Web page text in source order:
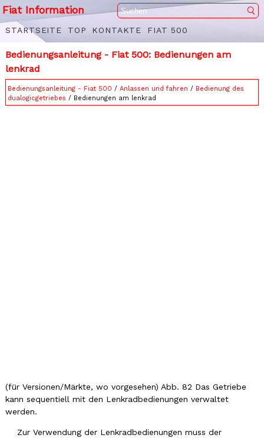
Fiat Information
STARTSEITE TOP KONTAKTE FIAT 500
Bedienungsanleitung - Fiat 500: Bedienungen am
lenkrad
Bedienungsanleitung - Fiat 500 / Anlassen und fahren / Bedienung des
dualogicgetriebes / Bedienungen am lenkrad
(für Versionen/Märkte, wo vorgesehen) Abb. 82 Das Getriebe
kann sequentiell mit den Lenkradbedienungen verwaltet
werden.
Zur Verwendung der Lenkradbedienungen muss der